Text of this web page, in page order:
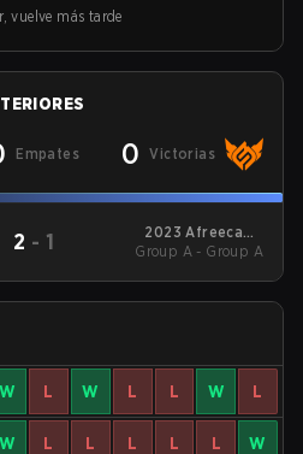
vuelve más tarde
Empates 0 Victorias
2 - 1
2023 AfreecaTV
VALORANT LEAGUE
Group A - Group A
W L W L L W L
W L L L L L W